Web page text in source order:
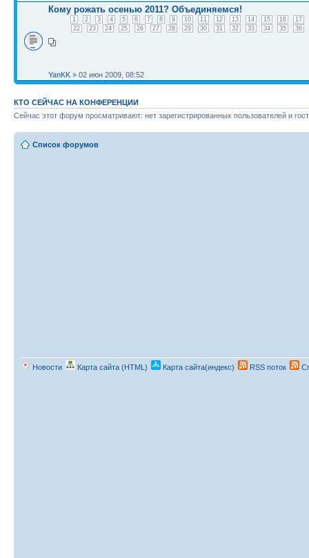
Кому рожать осенью 2011? Объединяемся!
1 2 3 4 5 6 7 8 9 10 11 12 13 14 15 16
17
22
23 24 25 26 27 28 29 30 31 32 33 34 35 36
YanKK » 02 июн 2009, 08:52
КТО СЕЙЧАС НА КОНФЕРЕНЦИИ
Сейчас этот форум просматривают: нет зарегистрированных пользователей и
Список форумов
Новости Карта сайта (HTML) Карта сайта(индекс) RSS поток